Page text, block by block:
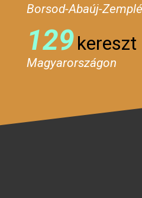
Borsod-Abaúj-
129kereszt
Magyarországon